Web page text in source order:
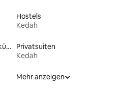
Hostels
Kedah
Haustierfreundliche Unterkünfte
Privatsuiten
Kedah
Mehr anzeigen